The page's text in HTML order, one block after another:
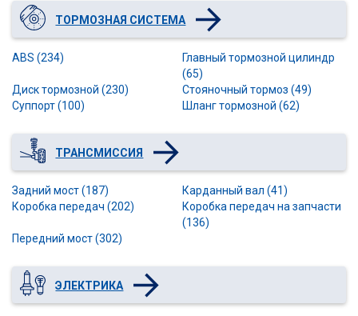
ТОРМОЗНАЯ СИСТЕМА
ABS (234)
Главный тормозной цилиндр
(65)
Диск тормозной (230)
Стояночный тормоз (49)
Суппорт (100)
Шланг тормозной (62)
ТРАНСМИССИЯ
Задний мост (187)
Карданный вал (41)
Коробка передач (202)
Коробка передач на запчасти
(136)
Передний мост (302)
ЭЛЕКТРИКА